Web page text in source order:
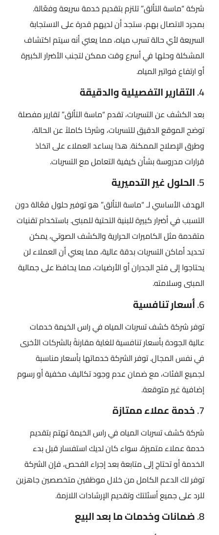
شركة “ماسة التألق” تلتزم بتقديم خدمة سريعة وفعّالة.
بمجرد الاتصال بهم، ستجد أن لديهم قدرة على الاستجابة
السريعة لأي حالة تسرب مياه، مما يعني أنه سيتم اكتشاف
المشكلة وحلها في أسرع وقت ممكن لتجنب الأضرار الكبيرة
أو ارتفاع فواتير المياه.
4. التقارير التفصيلية والدقيقة
بعد الكشف عن التسربات، تقدم “ماسة التألق” تقارير مفصلة
توضح الموقع الدقيق للتسربات، وشرحًا كاملاً عن الحالة،
وطرق الإصلاح الممكنة. هذا يساعد العملاء على اتخاذ
قرارات مدروسة بشأن كيفية التعامل مع التسربات.
5. الحلول غير التدميرية
الهدف الأساسي لـ “ماسة التألق” هو توفير حلول فعّالة دون
التسبب في أضرار كبيرة للبنية التحتية للمبنى. باستخدام تقنيات
متقدمة مثل الكاميرات الحرارية والكشف الصوتي، يمكن
تحديد أماكن التسربات بدقة عالية، مما يعني أن العملاء لن
يحتاجوا إلى فتح الجدران أو الأرضيات، مما يحافظ على جمالية
المبنى وسلامته.
6. أسعار تنافسية
توفر شركة كشف تسربات المياه في راس الخيمة خدمات
عالية الجودة بأسعار تنافسية للغاية مقارنةً بالشركات الأخرى
في نفس المجال. توفر الشركة خدماتها بأسعار مناسبة
لجميع الفئات، مع ضمان عدم وجود تكاليف مخفية أو رسوم
إضافية غير متوقعة.
7. خدمة عملاء ممتازة
شركة كشف تسربات المياه في راس الخيمة تهتم بتقديم
خدمة عملاء متميزة. سواء كان لديك استفسار قبل بدء
الخدمة أو تحتاج إلى متابعة بعد إجراء الفحص، فإن الشركة
توفر لك الدعم الكامل من خلال موظفين متخصصين جاهزين
للرد على جميع أسئلتك وتقديم الإرشادات اللازمة.
8. ضمانات وخدمات ما بعد البيع